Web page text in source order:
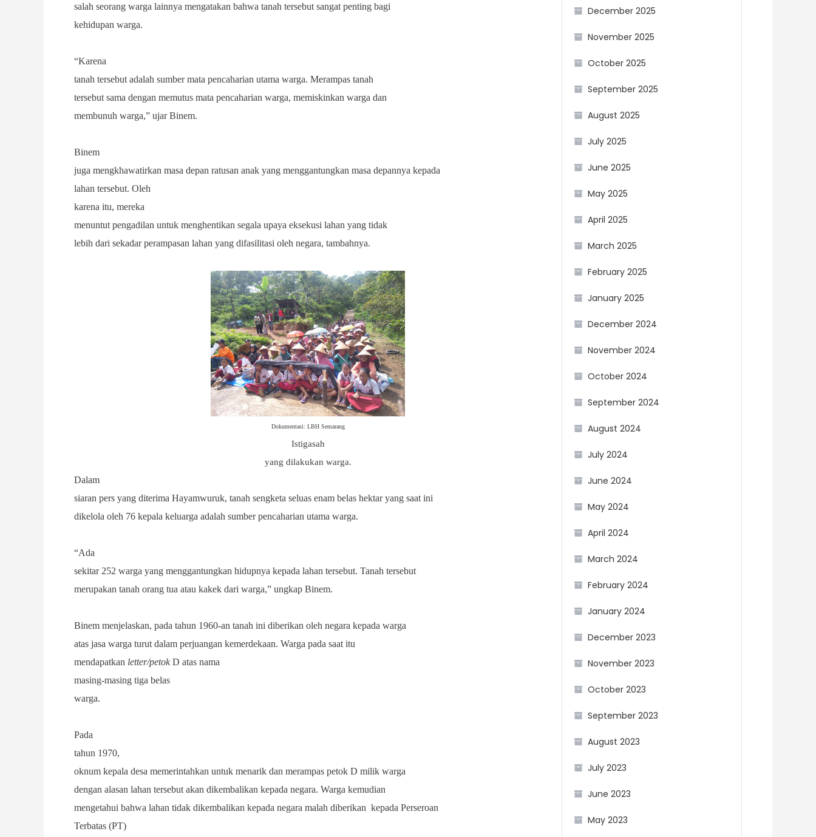
salah seorang warga lainnya mengatakan bahwa tanah tersebut sangat penting bagi
kehidupan warga.
“Karena
tanah tersebut adalah sumber mata pencaharian utama warga. Merampas tanah
tersebut sama dengan memutus mata pencaharian warga, memiskinkan warga dan
membunuh warga,” ujar Binem.
Binem
juga mengkhawatirkan masa depan ratusan anak yang menggantungkan masa depannya kepada
lahan tersebut. Oleh
karena itu, mereka
menuntut pengadilan untuk menghentikan segala upaya eksekusi lahan yang tidak
lebih dari sekadar perampasan lahan yang difasilitasi oleh negara, tambahnya.
Dokumentasi: LBH Semarang
Istigasah
yang dilakukan warga.
Dalam
siaran pers yang diterima Hayamwuruk, tanah sengketa seluas enam belas hektar yang saat ini
dikelola oleh 76 kepala keluarga adalah sumber pencaharian utama warga.
“Ada
sekitar 252 warga yang menggantungkan hidupnya kepada lahan tersebut. Tanah tersebut
merupakan tanah orang tua atau kakek dari warga,” ungkap Binem.
Binem menjelaskan, pada tahun 1960-an tanah ini diberikan oleh negara kepada warga
atas jasa warga turut dalam perjuangan kemerdekaan. Warga pada saat itu
mendapatkan letter/petok D atas nama
masing-masing tiga belas
warga.
Pada
tahun 1970,
oknum kepala desa memerintahkan untuk menarik dan merampas petok D milik warga
dengan alasan lahan tersebut akan dikembalikan kepada negara. Warga kemudian
mengetahui bahwa lahan tidak dikembalikan kepada negara malah diberikan kepada Perseroan
Terbatas (PT)
December 2025
November 2025
October 2025
September 2025
August 2025
July 2025
June 2025
May 2025
April 2025
March 2025
February 2025
January 2025
December 2024
November 2024
October 2024
September 2024
August 2024
July 2024
June 2024
May 2024
April 2024
March 2024
February 2024
January 2024
December 2023
November 2023
October 2023
September 2023
August 2023
July 2023
June 2023
May 2023